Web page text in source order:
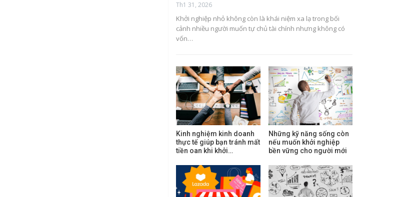
Th1 31, 2026
Khởi nghiệp nhỏ không còn là khái niệm xa lạ trong bối
cảnh nhiều người muốn tự chủ tài chính nhưng không có
vốn…
Kinh nghiệm kinh doanh
thực tế giúp bạn tránh mất
tiền oan khi khởi…
Những kỹ năng sống còn
nếu muốn khởi nghiệp
bền vững cho người mới